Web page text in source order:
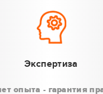
Экспертиза
опыта - гарантия